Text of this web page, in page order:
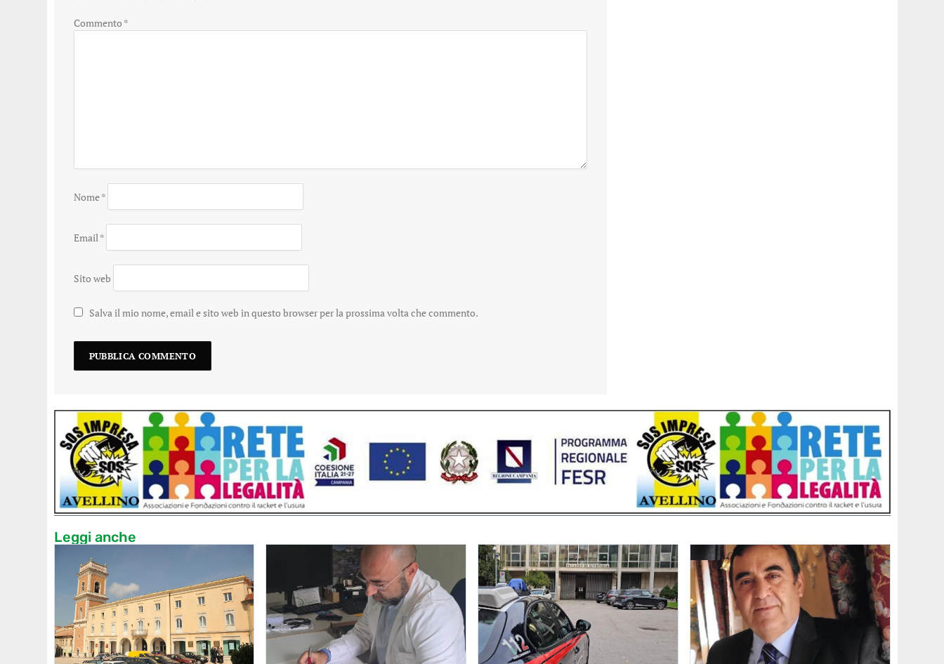
Commento *
Nome*
Email *
Sito web
Salva il mio nome, email e sito web in questo browser per la prossima volta che commento.
Leggi anche